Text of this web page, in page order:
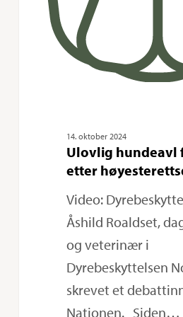
14. oktober 2024
Ulovlig hundeavl
etter
Video:
Åshild Roaldset,
og veterinær i
Dyrebeskyttelsen
skrevet et
Nationen. Siden…